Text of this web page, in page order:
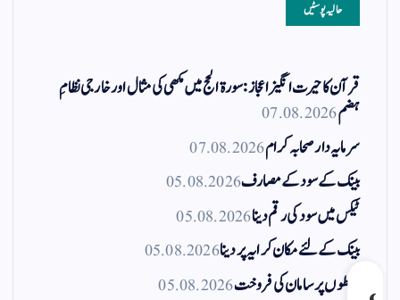
حالیہ پوسٹیں
قرآن کا حیرت انگیز اعجاز: سورۃ الحج میں مکھی کی مثال اور خارجی نظامِ
ہضم07.08.2026
سرمایہ دار صحابہ کرام07.08.2026
بینک کے سود کے مصارف05.08.2026
ٹیکس میں سود کی رقم دینا05.08.2026
بینک کے لئے مکان کرایہ پر دینا05.08.2026
قسطوں پر سامان کی فروخت05.08.2026